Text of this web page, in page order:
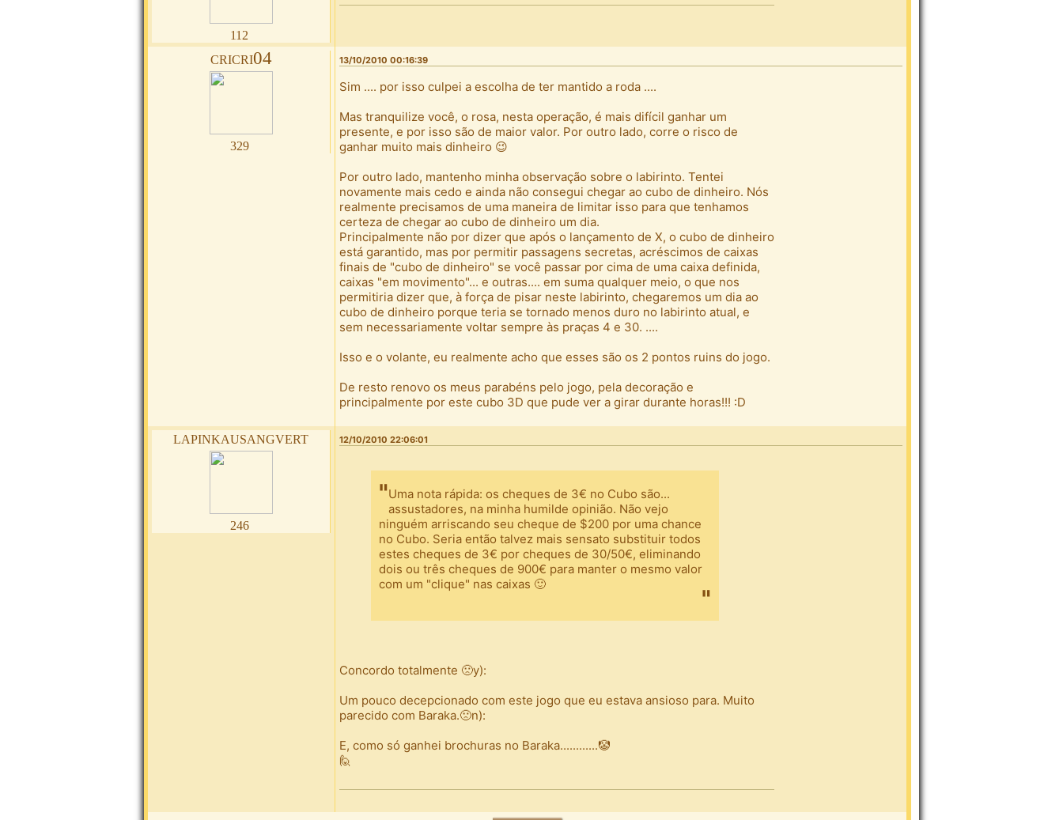
112
cricri04
329
13/10/2010 00:16:39
Sim .... por isso culpei a escolha de ter mantido a roda ....
Mas tranquilize você, o rosa, nesta operação, é mais difícil ganhar um
presente, e por isso são de maior valor. Por outro lado, corre o risco de
ganhar muito mais dinheiro 😉
Por outro lado, mantenho minha observação sobre o labirinto. Tentei
novamente mais cedo e ainda não consegui chegar ao cubo de dinheiro. Nós
realmente precisamos de uma maneira de limitar isso para que tenhamos
certeza de chegar ao cubo de dinheiro um dia.
Principalmente não por dizer que após o lançamento de X, o cubo de dinheiro
está garantido, mas por permitir passagens secretas, acréscimos de caixas
finais de "cubo de dinheiro" se você passar por cima de uma caixa definida,
caixas "em movimento"... e outras.... em suma qualquer meio, o que nos
permitiria dizer que, à força de pisar neste labirinto, chegaremos um dia ao
cubo de dinheiro porque teria se tornado menos duro no labirinto atual, e
sem necessariamente voltar sempre às praças 4 e 30. ....
Isso e o volante, eu realmente acho que esses são os 2 pontos ruins do jogo.
De resto renovo os meus parabéns pelo jogo, pela decoração e
principalmente por este cubo 3D que pude ver a girar durante horas!!! :D
lapinkausangvert
246
12/10/2010 22:06:01
Uma nota rápida: os cheques de 3€ no Cubo são...
assustadores, na minha humilde opinião. Não vejo
ninguém arriscando seu cheque de $200 por uma chance
no Cubo. Seria então talvez mais sensato substituir todos
estes cheques de 3€ por cheques de 30/50€, eliminando
dois ou três cheques de 900€ para manter o mesmo valor
com um "clique" nas caixas 🙂
Concordo totalmente 🙁y):
Um pouco decepcionado com este jogo que eu estava ansioso para. Muito
parecido com Baraka.🙁n):
E, como só ganhei brochuras no Baraka............🤡
🙋